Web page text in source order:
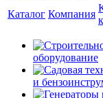
Каталог Компания
оборудование
и